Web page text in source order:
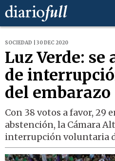
SOCIEDAD | 30 DEC 2020
Luz Verde: se
de
del embarazo
Con 38 votos a favor, 29
abstención, la Cámara
interrupción voluntaria